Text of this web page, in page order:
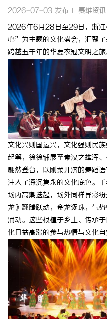
2026-07-03 发布于 赛维资讯
2026年6月28日至29日，浙江
心”为主题的文化盛会，汇聚
跨越五千年的华夏衣冠文明之
文化兴则国运兴，文化强则民
起笔，徐徐铺展至秦汉之雄浑
翩然登台，以刚柔并济的舞蹈
注入了深沉隽永的文化底色。
场内高潮迭起，场外同样异彩
龙》翻腾跃动，金龙逐珠，气
涌动。这些根植于乡土、传承
化日益高涨的参与热情与文化自
行影院：沉浸式体验改变观影新